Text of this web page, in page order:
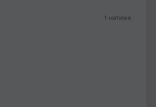
1 нәтиже